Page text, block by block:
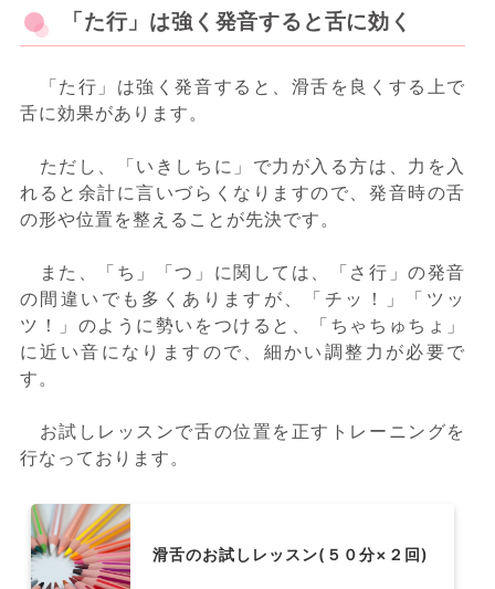
「た行」は強く発音すると舌に効く
「た行」は強く発音すると、滑舌を良くする上で
舌に効果があります。
ただし、「いきしちに」で力が入る方は、力を入
れると余計に言いづらくなりますので、発音時の舌
の形や位置を整えることが先決です。
また、「ち」「つ」に関しては、「さ行」の発音
の間違いでも多くありますが、「チッ！」「ツッ
ツ！」のように勢いをつけると、「ちゃちゅちょ」
に近い音になりますので、細かい調整力が必要で
す。
お試しレッスンで舌の位置を正すトレーニングを
行なっております。
滑舌のお試しレッスン(５０分×２回)